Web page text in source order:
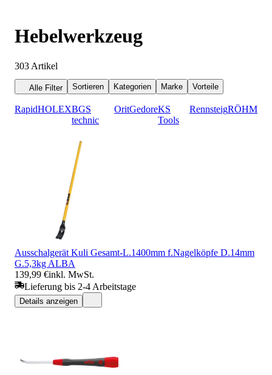
Hebelwerkzeug
303 Artikel
Alle Filter Sortieren Kategorien Marke Vorteile
RapidHOLEXBGS
technic
OritGedoreKS
Tools
RennsteigRÖHM
Ausschalgerät Kuli Gesamt-L.1400mm f.Nagelköpfe D.14mm
G.5,3kg ALBA
139,99 €inkl. MwSt.
Lieferung bis 2-4 Arbeitstage
Details anzeigen